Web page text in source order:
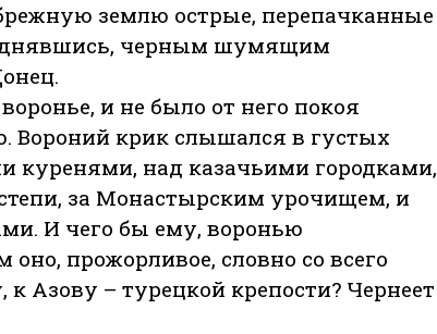
землю острые, перепачканные
черным шумящим
и не было от него покоя
Вороний крик слышался в густых
над казачьими городками,
за Монастырским урочищем, и
И чего бы ему, воронью
прожорливое, словно со всего
Азову – турецкой крепости? Чернеет